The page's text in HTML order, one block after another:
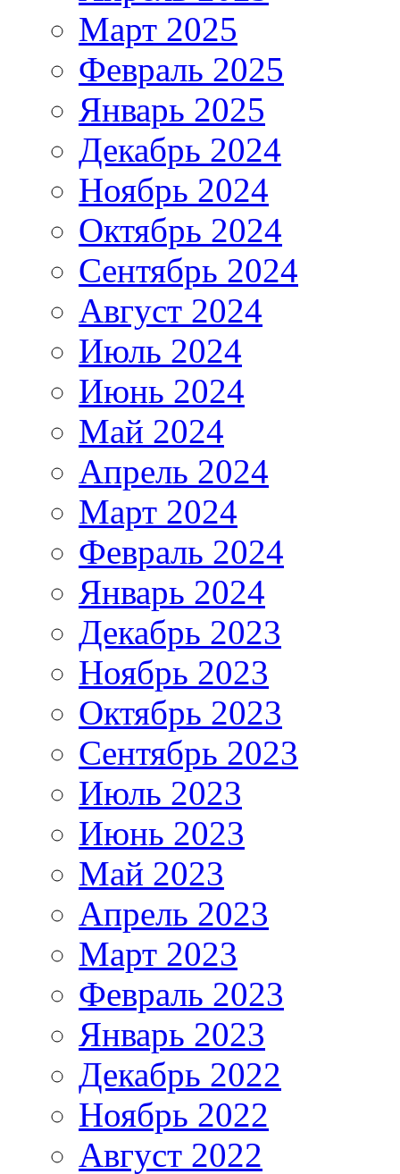
Март 2025
Февраль 2025
Январь 2025
Декабрь 2024
Ноябрь 2024
Октябрь 2024
Сентябрь 2024
Август 2024
Июль 2024
Июнь 2024
Май 2024
Апрель 2024
Март 2024
Февраль 2024
Январь 2024
Декабрь 2023
Ноябрь 2023
Октябрь 2023
Сентябрь 2023
Июль 2023
Июнь 2023
Май 2023
Апрель 2023
Март 2023
Февраль 2023
Январь 2023
Декабрь 2022
Ноябрь 2022
Август 2022